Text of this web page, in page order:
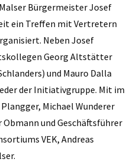
Bürgermeister Josef
ein Treffen mit Vertretern
Neben Josef
Georg Altstätter
und Mauro Dalla
der Initiativgruppe. Mit im
Michael Wunderer
und Geschäftsführer
VEK, Andreas